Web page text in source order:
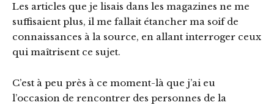
Les articles que je lisais dans les magazines ne me
suffisaient plus, il me fallait étancher ma soif de
connaissances à la source, en allant interroger ceux
qui maîtrisent ce sujet.
C’est à peu près à ce moment-là que j’ai eu
l’occasion de rencontrer des personnes de la